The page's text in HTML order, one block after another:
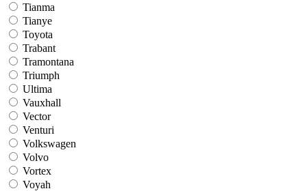
Tianma
Tianye
Toyota
Trabant
Tramontana
Triumph
Ultima
Vauxhall
Vector
Venturi
Volkswagen
Volvo
Vortex
Voyah